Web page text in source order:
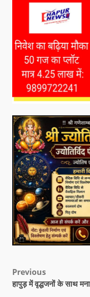
Previous
हापुड़ में वृद्धजनों के साथ